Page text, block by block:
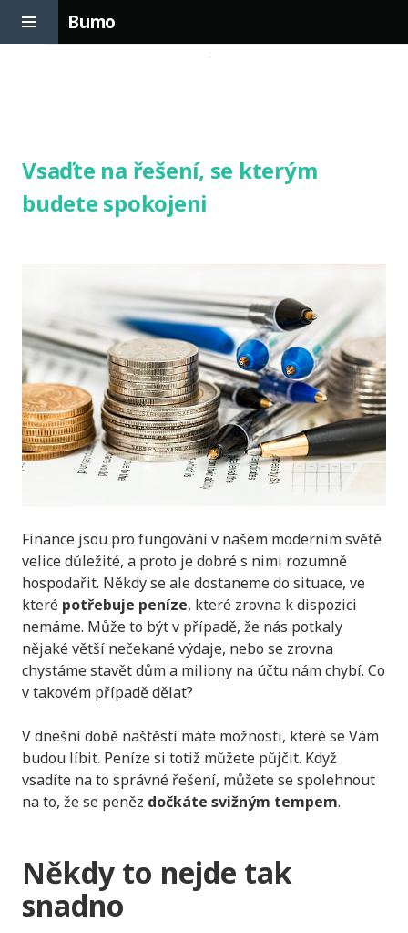
Bumo
Vsaďte na řešení, se kterým
budete spokojeni
Finance jsou pro fungování v našem moderním světě
velice důležité, a proto je dobré s nimi rozumně
hospodařit. Někdy se ale dostaneme do situace, ve
které potřebuje peníze, které zrovna k dispozici
nemáme. Může to být v případě, že nás potkaly
nějaké větší nečekané výdaje, nebo se zrovna
chystáme stavět dům a miliony na účtu nám chybí. Co
v takovém případě dělat?
V dnešní době naštěstí máte možnosti, které se Vám
budou líbit. Peníze si totiž můžete půjčit. Když
vsadíte na to správné řešení, můžete se spolehnout
na to, že se peněz dočkáte svižným tempem.
Někdy to nejde tak
snadno
Sidebar